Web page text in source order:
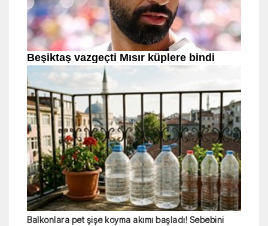
Balkonlara pet şişe koyma akımı başladı! Sebebini